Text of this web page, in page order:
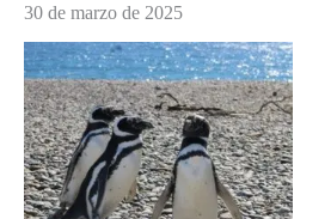
30 de marzo de 2025